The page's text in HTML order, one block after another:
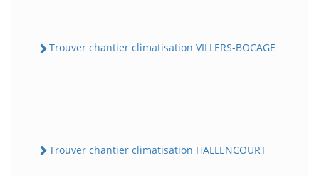
Trouver chantier climatisation VILLERS-BOCAGE
Trouver chantier climatisation HALLENCOURT